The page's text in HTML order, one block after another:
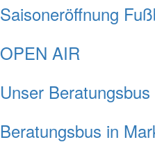
Saisoneröffnung
OPEN AIR
Unser
Beratungsbus in